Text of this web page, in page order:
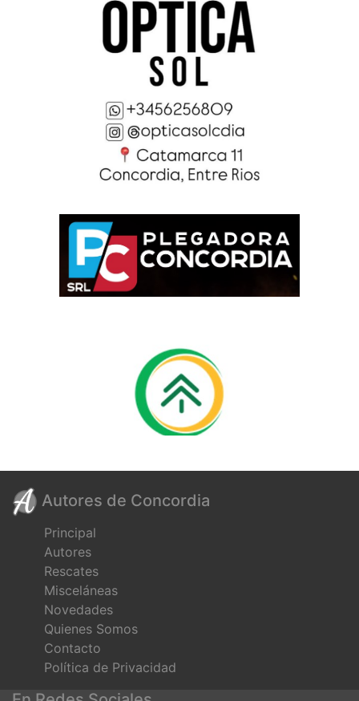
Autores de Concordia
Principal
Autores
Rescates
Misceláneas
Novedades
Quienes Somos
Contacto
Política de Privacidad